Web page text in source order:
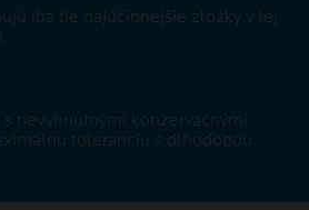
iba tie najúčinnejšie zložky v tej
nevyhnutnými konzervačnými
toleranciu s dlhodobou